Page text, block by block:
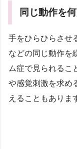
同じ動作を
手をひらひらさせ
などの同じ動作を
ム症で見られるこ
や感覚刺激を求め
えることもありま